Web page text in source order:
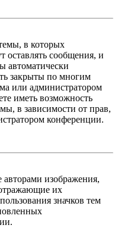
в которых
оставлять сообщения, и
автоматически
закрыты по многим
или администратором
иметь возможность
в зависимости от прав,
конференции.
изображения,
их
значков тем